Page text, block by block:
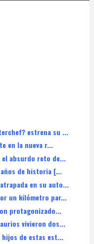
estrena su ...
en la nueva r...
el absurdo reto de...
de historia [...
en su auto...
un kilómetro par...
protagonizado...
vivieron dos...
de estas est...